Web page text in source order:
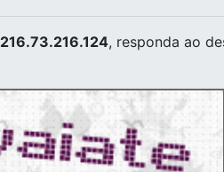
216.73.216.124, responda ao